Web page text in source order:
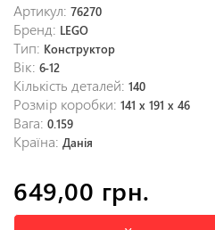
Артикул: 76270
Бренд: LEGO
Тип: Конструктор
Вік: 6-12
Кількість деталей: 140
Розмір коробки: 141 x 191 x 46
Вага: 0.159
Країна: Данія
649,00 грн.